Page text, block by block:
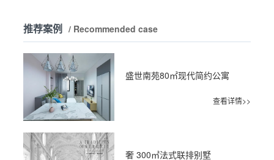
推荐案例 / Recommended case
盛世南苑80㎡现代简约公寓
查看详情>>
奢 300㎡法式联排别墅